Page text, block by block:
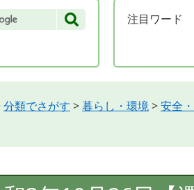
注目 ワード
分類でさがす >暮らし・環境>安全